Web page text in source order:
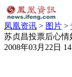
凤凰资讯 > 图片 >
苏贞昌投票后心
2008年03月22日